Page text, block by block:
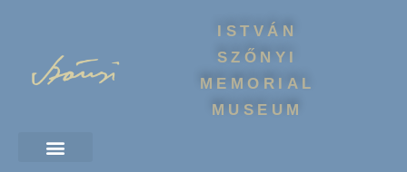
ISTVÁN
SZŐNYI
MEMORIAL
MUSEUM